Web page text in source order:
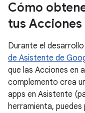
Cómo
tus Acciones
Durante el
de Asistente de
que las Acciones en
complemento crea
apps en Asistente
herramienta, puedes